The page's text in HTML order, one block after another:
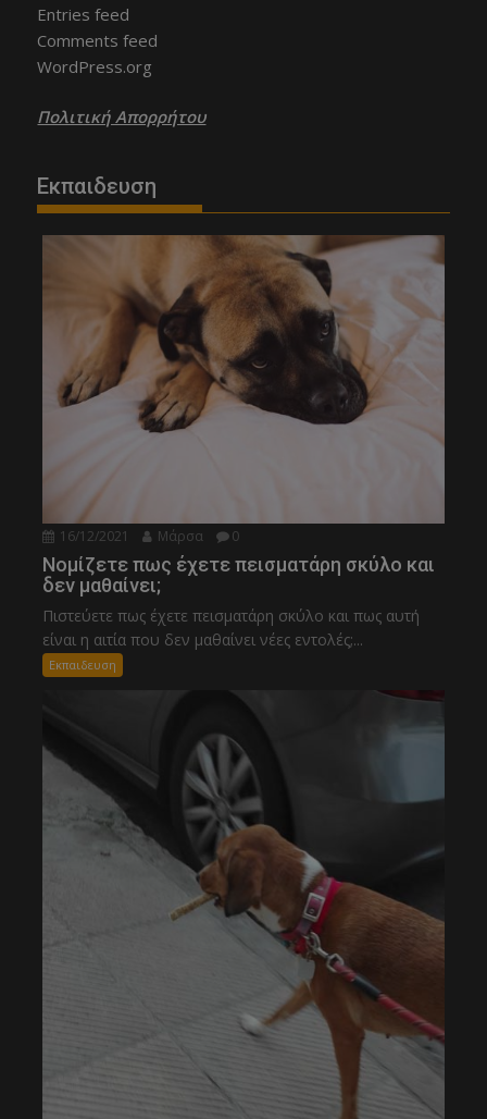
Entries feed
Comments feed
WordPress.org
Πολιτική Απορρήτου
Εκπαιδευση
16/12/2021 Μάρσα 0
Νομίζετε πως έχετε πεισματάρη σκύλο και
δεν μαθαίνει;
Πιστεύετε πως έχετε πεισματάρη σκύλο και πως αυτή
είναι η αιτία που δεν μαθαίνει νέες εντολές;...
Εκπαιδευση